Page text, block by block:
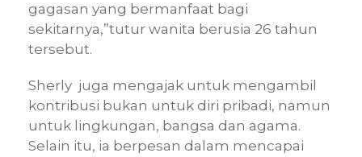
gagasan yang bermanfaat bagi
sekitarnya,”tutur wanita berusia 26 tahun
tersebut.
Sherly juga mengajak untuk mengambil
kontribusi bukan untuk diri pribadi, namun
untuk lingkungan, bangsa dan agama.
Selain itu, ia berpesan dalam mencapai